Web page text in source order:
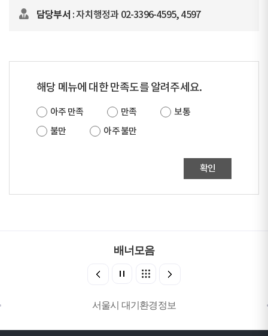
담당부서 : 자치행정과 02-3396-4595, 4597
해당 메뉴에 대한 만족도를 알려주세요.
아주 만족 만족
보통
불만
아주 불만
확인
배너모음
서울시 대기환경정보